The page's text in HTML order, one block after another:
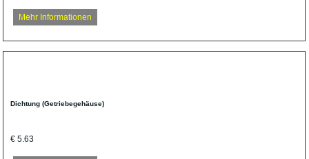
Mehr Informationen
Dichtung (Getriebegehäuse)
€ 5.63